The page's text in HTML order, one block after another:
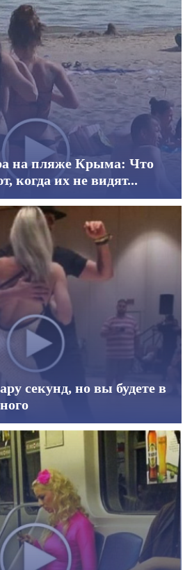
на пляже Крыма: Что
когда их не видят...
секунд, но вы будете в